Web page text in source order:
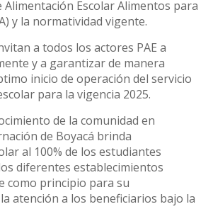
Escolar Alimentos para
y la normatividad vigente.
a todos los actores PAE a
y a garantizar de manera
inicio de operación del servicio
para la vigencia 2025.
de la comunidad en
de Boyacá brinda
al 100% de los estudiantes
diferentes establecimientos
como principio para su
atención a los beneficiarios bajo la